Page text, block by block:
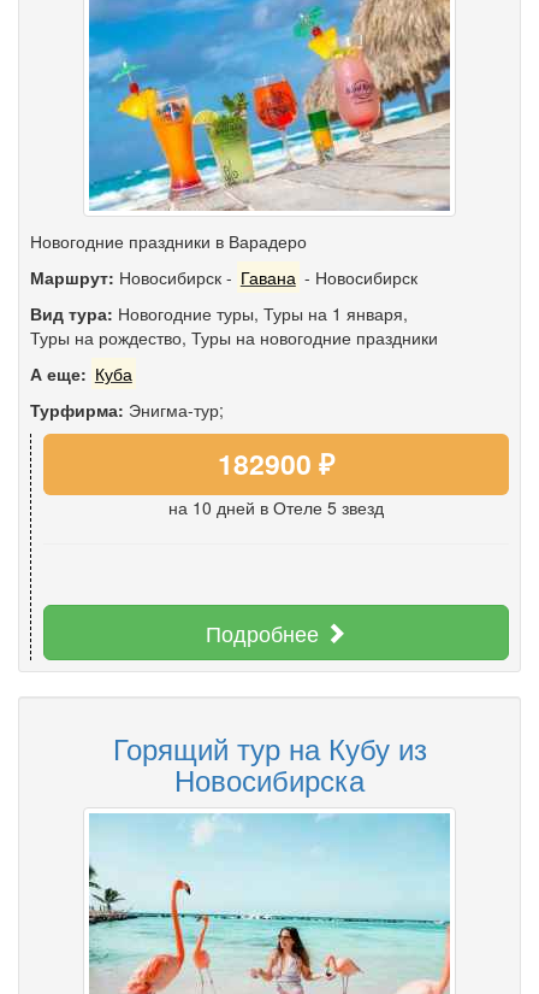
Новогодние праздники в Варадеро
Маршрут: Новосибирск - Гавана - Новосибирск
Вид тура: Новогодние туры, Туры на 1 января,
Туры на рождество, Туры на новогодние праздники
А еще: Куба
Турфирма: Энигма-тур;
182900 ₽
на 10 дней в Отеле 5 звезд
Подробнее
Горящий тур на Кубу из
Новосибирска